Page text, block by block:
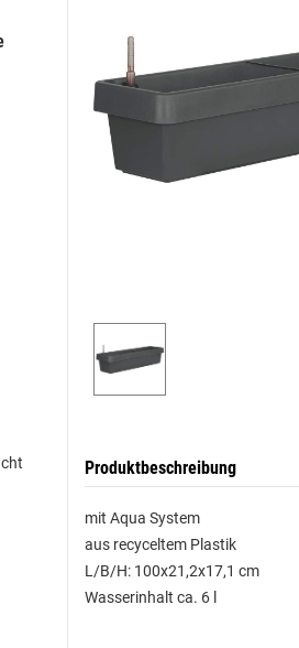
Produktbeschreibung
mit Aqua System
aus recyceltem Plastik
L/B/H: 100x21,2x17,1 cm
Wasserinhalt ca. 6 l